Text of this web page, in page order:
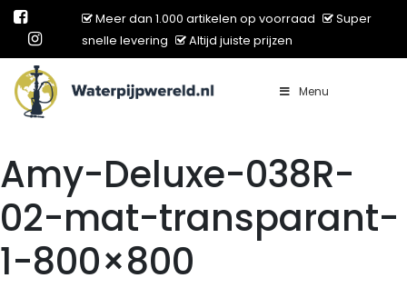
Meer dan 1.000 artikelen op voorraad
Super
snelle levering
Altijd juiste prijzen
Main Navigation Menu
Amy-Deluxe-038R-
02-mat-transparant-
1-800×800